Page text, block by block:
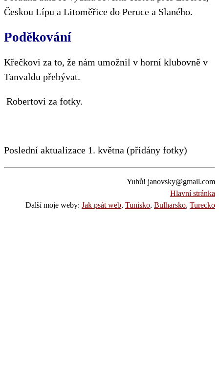
Českou Lípu a Litoměřice do Peruce a Slaného.
Poděkování
Křečkovi za to, že nám umožnil v horní klubovně v
Tanvaldu přebývat.
Robertovi za fotky.
Poslední aktualizace 1. května (přidány fotky)
Yuhů! janovsky@gmail.com
Hlavní stránka
Další moje weby: Jak psát web, Tunisko, Bulharsko, Turecko